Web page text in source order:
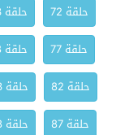
حلقة 72
حلقة 73
حلقة 77
حلقة 78
حلقة 82
حلقة 83
حلقة 87
حلقة 88